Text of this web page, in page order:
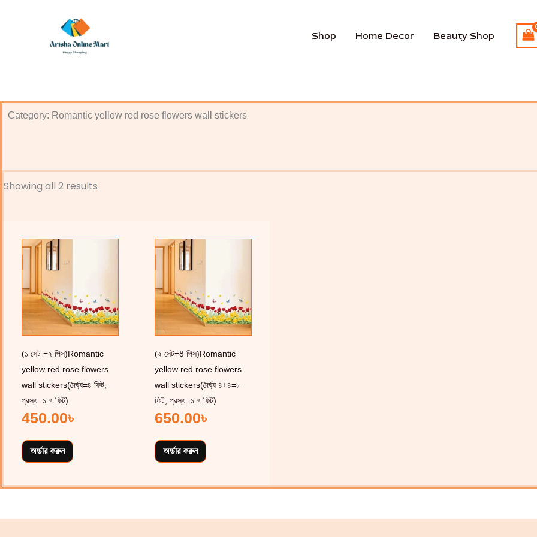
Shop Home Decor Beauty Shop
Category: Romantic yellow red rose flowers wall stickers
Showing all 2 results
(১ সেট =২ পিস)Romantic
yellow red rose flowers
wall stickers(দৈর্ঘ্য=৪ ফিট,
প্রস্থ=১.৭ ফিট)
450.00৳
অর্ডার করুন
(২ সেট=8 পিস)Romantic
yellow red rose flowers
wall stickers(দৈর্ঘ্য ৪+৪=৮
ফিট, প্রস্থ=১.৭ ফিট)
650.00৳
অর্ডার করুন